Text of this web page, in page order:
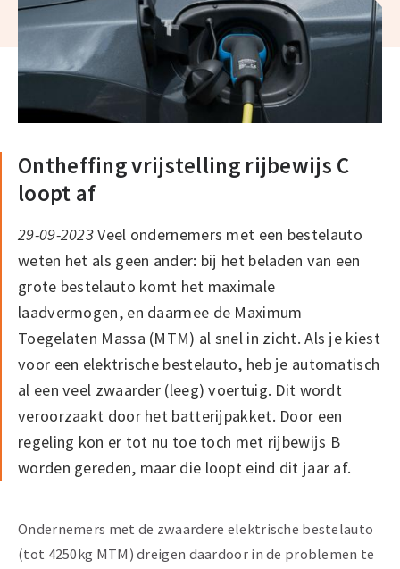
Ontheffing vrijstelling rijbewijs C
loopt af
29-09-2023Veel ondernemers met een bestelauto
weten het als geen ander: bij het beladen van een
grote bestelauto komt het maximale
laadvermogen, en daarmee de Maximum
Toegelaten Massa (MTM) al snel in zicht. Als je kiest
voor een elektrische bestelauto, heb je automatisch
al een veel zwaarder (leeg) voertuig. Dit wordt
veroorzaakt door het batterijpakket. Door een
regeling kon er tot nu toe toch met rijbewijs B
worden gereden, maar die loopt eind dit jaar af.
Ondernemers met de zwaardere elektrische bestelauto
(tot 4250kg MTM) dreigen daardoor in de problemen te